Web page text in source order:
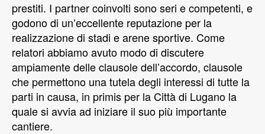
prestiti. I partner coinvolti sono seri e competenti, e
godono di un’eccellente reputazione per la
realizzazione di stadi e arene sportive. Come
relatori abbiamo avuto modo di discutere
ampiamente delle clausole dell’accordo, clausole
che permettono una tutela degli interessi di tutte la
parti in causa, in primis per la Città di Lugano la
quale si avvia ad iniziare il suo più importante
cantiere.